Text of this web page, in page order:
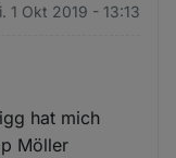
1 Okt 2019 - 13:13
hat mich
Möller